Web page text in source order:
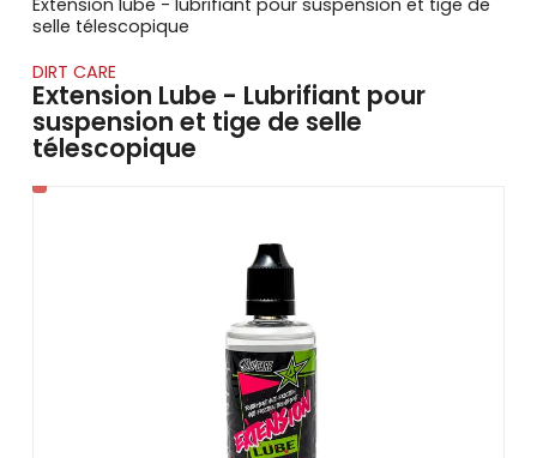
au
résultat
de
recherche
sélectionné.
Les
utilisateurs
d'appareils
Extension lube - lubrifiant pour suspension et tige de
selle télescopique
DIRT CARE
Extension Lube - Lubrifiant pour
suspension et tige de selle
télescopique